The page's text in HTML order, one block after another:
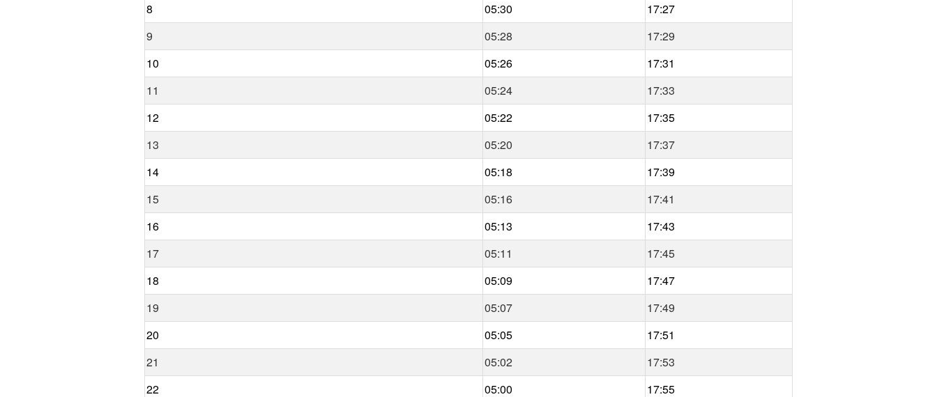
8
05:30
17:27
9
05:28
17:29
10
05:26
17:31
11
05:24
17:33
12
05:22
17:35
13
05:20
17:37
14
05:18
17:39
15
05:16
17:41
16
05:13
17:43
17
05:11
17:45
18
05:09
17:47
19
05:07
17:49
20
05:05
17:51
21
05:02
17:53
22
05:00 17:55